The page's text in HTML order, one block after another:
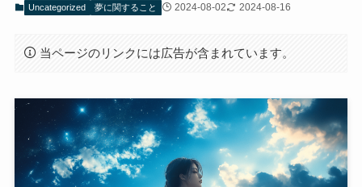
Uncategorized 夢に関すること 2024-08-02 2024-08-16
当ページのリンクには広告が含まれています。